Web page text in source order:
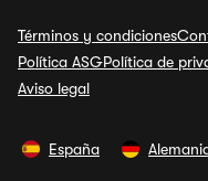
Términos y condiciones
Política ASGPolítica de
Aviso legal
España